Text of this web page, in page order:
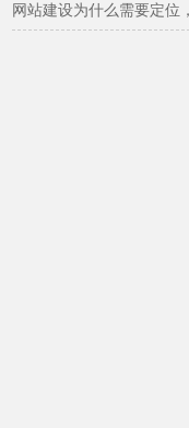
网站建设为什么需要定位